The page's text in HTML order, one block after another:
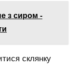
з сиром -
склянку